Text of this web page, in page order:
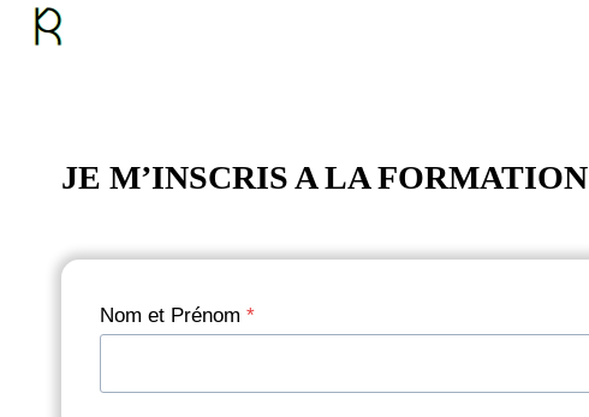
Aller
JE M’INSCRIS A LA FORMATION
Nom et Prénom *